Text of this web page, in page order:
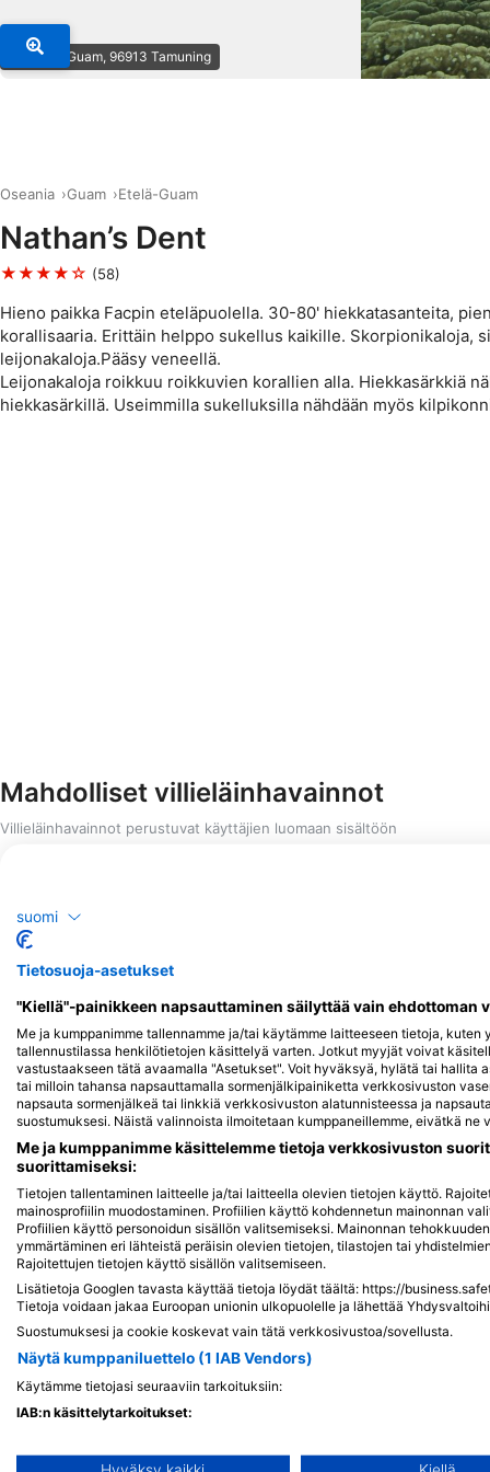
© Scuba Guam, 96913 Tamuning
Oseania Guam Etelä-Guam
Nathan’s Dent
★★★★☆ (58)
Hieno paikka Facpin eteläpuolella. 30-80' hiekkatasanteita,
korallisaaria. Erittäin helppo sukellus kaikille. Skorpionikaloja,
leijonakaloja.Pääsy veneellä.
Leijonakaloja roikkuu roikkuvien korallien alla. Hiekkasärkkiä
hiekkasärkillä. Useimmilla sukelluksilla nähdään myös
Mahdolliset villieläinhavainnot
Villieläinhavainnot perustuvat käyttäjien luomaan sisältöön
iStock/cinoby
Leijonakala
7Havaintoja
J F M A M J J A S O N D
SSI-Peter-Schinck
5
J F M A M
Sukelluskeskukset, jotka tarjoavat
suomi
Tietosuoja-asetukset
"Kiellä"-painikkeen napsauttaminen säilyttää vain ehdottoman
Me ja kumppanimme tallennamme ja/tai käytämme laitteeseen tietoja,
tallennustilassa henkilötietojen käsittelyä varten. Jotkut myyjät voivat
vastustaakseen tätä avaamalla "Asetukset". Voit hyväksyä, hylätä tai
tai milloin tahansa napsauttamalla sormenjälkipainiketta verkkosivuston
napsauta sormenjälkeä tai linkkiä verkkosivuston alatunnisteessa ja
suostumuksesi. Näistä valinnoista ilmoitetaan kumppaneillemme, eivätkä ne
Me ja kumppanimme käsittelemme tietoja verkkosivuston
suorittamiseksi:
Tietojen tallentaminen laitteelle ja/tai laitteella olevien tietojen käyttö.
mainosprofiilin muodostaminen. Profiilien käyttö kohdennetun mainonnan
Profiilien käyttö personoidun sisällön valitsemiseksi. Mainonnan
ymmärtäminen eri lähteistä peräisin olevien tietojen, tilastojen tai
Rajoitettujen tietojen käyttö sisällön valitsemiseen.
Lisätietoja Googlen tavasta käyttää tietoja löydät täältä: https://
Tietoja voidaan jakaa Euroopan unionin ulkopuolelle ja lähettää
Suostumuksesi ja cookie koskevat vain tätä verkkosivustoa/sovellusta.
Näytä kumppaniluettelo (1 IAB Vendors)
Käytämme tietojasi seuraaviin tarkoituksiin:
IAB:n käsittelytarkoitukset: